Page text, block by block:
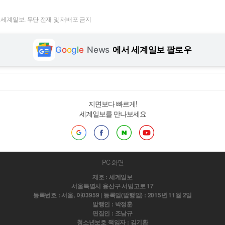
계일보. 무단 전재 및 재배포 금지
Google News 에서 세계일보 팔로우
지면보다 빠르게!
세계일보를 만나보세요
PC 화면
제호 : 세계일보
서울특별시 용산구 서빙고로 17
등록번호 : 서울, 아03959 | 등록일(발행일) : 2015년 11월 2일
발행인 : 박정훈
편집인 : 조남규
청소년보호 책임자 : 김기환